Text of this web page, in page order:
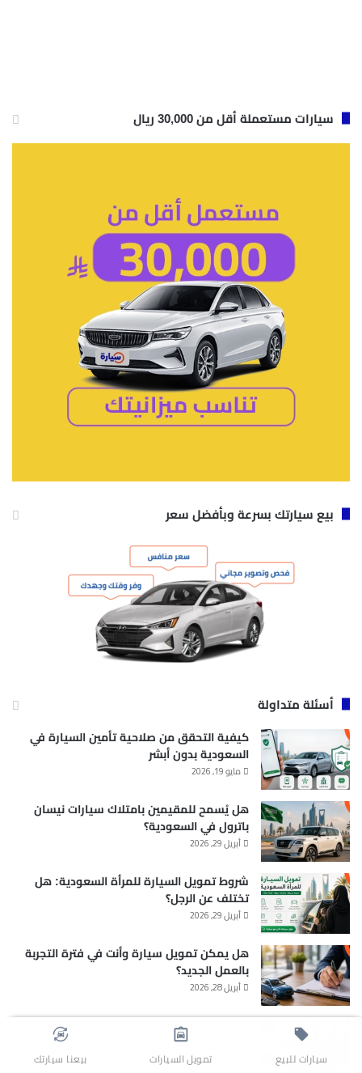
سيارات مستعملة أقل من 30,000 ريال
بيع سيارتك بسرعة وبأفضل سعر
أسئلة متداولة
كيفية التحقق من صلاحية تأمين السيارة في
السعودية بدون أبشر
مايو 19, 2026
هل يُسمح للمقيمين بامتلاك سيارات نيسان
باترول في السعودية؟
أبريل 29, 2026
شروط تمويل السيارة للمرأة السعودية: هل
تختلف عن الرجل؟
أبريل 29, 2026
هل يمكن تمويل سيارة وأنت في فترة التجربة
بالعمل الجديد؟
أبريل 28, 2026
هل يمكن تمويل سيارتين في نفس الوقت في
السعودية؟ الشروط والإجراءات
سيارات للبيع تمويل السيارات بيعنا سيارتك